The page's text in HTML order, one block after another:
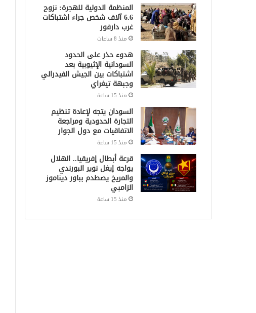
المنظمة الدولية للهجرة: نزوح
6.6 آلاف شخص جراء اشتباكات
غرب دارفور
منذ 8 ساعات
هدوء حذر على الحدود
السودانية الإثيوبية بعد
اشتباكات بين الجيش الفيدرالي
وجبهة تيغراي
منذ 15 ساعة
السودان يتجه لإعادة تنظيم
التجارة الحدودية ومراجعة
الاتفاقيات مع دول الجوار
منذ 15 ساعة
قرعة أبطال إفريقيا.. الهلال
يواجه إيغل نوير البورندي
والمريخ يصطدم بباور ديناموز
الزامبي
منذ 15 ساعة